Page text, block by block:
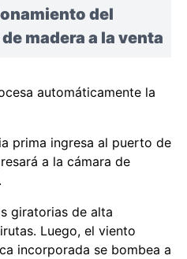
del
madera a la venta
automáticamente la
prima ingresa al puerto de
a la cámara de
giratorias de alta
Luego, el viento
incorporada se bombea a